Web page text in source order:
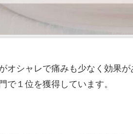
オシャレで痛みも少なく効果
で１位を獲得しています。